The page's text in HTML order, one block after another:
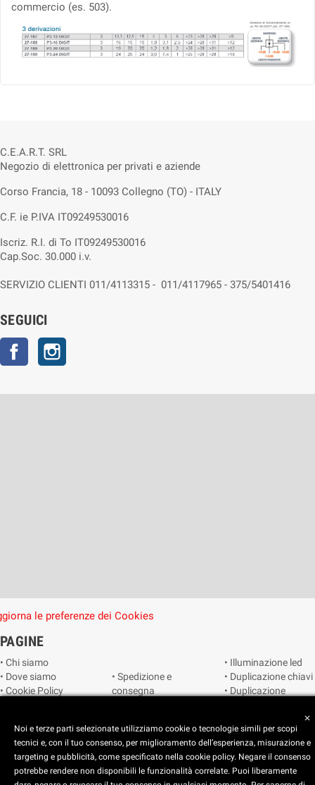
commercio (es. 503).
C.E.A.R.T. SRL
Negozio di elettronica per privati e aziende
Corso Francia, 18 - 10093 Collegno (TO) - ITALY
C.F. ie P.IVA IT09249530016
Iscriz. R.I. di To IT09249530016
Cap.Soc. 30.000 i.v.
SERVIZIO CLIENTI 011/4113315 - 011/4117965 - 375/5401416
SEGUICI
Facebook
le preferenze dei Cookies
PAGINE
• Chi siamo
• Dove siamo
• Cookie Policy
preferenze dei
cookie
• Spedizione e
consegna
• Catalogo
• Illuminazione led
• Duplicazione chiavi
• Duplicazione
• Smart home
• Video sorveglianza
close
Noi e terze parti selezionate utilizziamo cookie o tecnologie simili per scopi
tecnici e, con il tuo consenso, per miglioramento dell’esperienza, misurazione e
targeting e pubblicità, come specificato nella cookie policy. Negare il consenso
potrebbe rendere non disponibili le funzionalità correlate. Puoi liberamente